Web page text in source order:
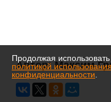
Автор:Максим
Продолжая
политикой
конфиденциальности